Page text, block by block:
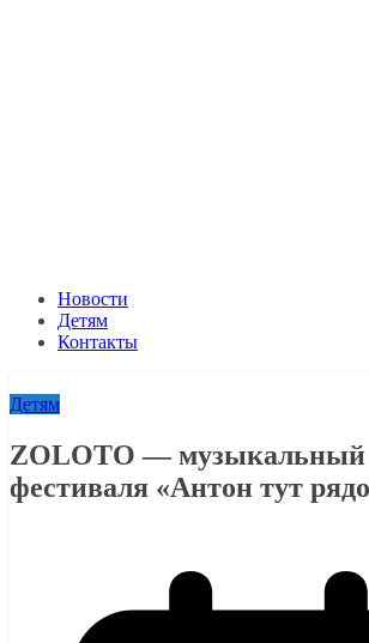
Новости
Детям
Контакты
Детям
ZOLOTO — музыкальный
фестиваля «Антон тут